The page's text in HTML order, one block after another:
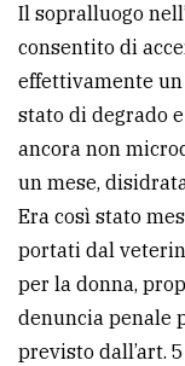
Privacy
policy
Cookie
policy
Il sopralluogo
consentito di
effettivamente
stato di degrado
ancora non
un mese,
Era così stato
portati dal
per la donna,
denuncia penale
previsto dall’art.